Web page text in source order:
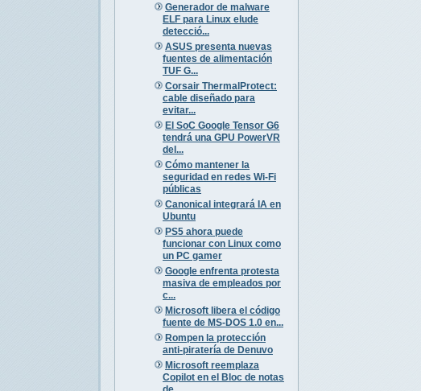
Generador de malware
ELF para Linux elude
detecció...
ASUS presenta nuevas
fuentes de alimentación
TUF G...
Corsair ThermalProtect:
cable diseñado para
evitar...
El SoC Google Tensor G6
tendrá una GPU PowerVR
del...
Cómo mantener la
seguridad en redes Wi-Fi
públicas
Canonical integrará IA en
Ubuntu
PS5 ahora puede
funcionar con Linux como
un PC gamer
Google enfrenta protesta
masiva de empleados por
c...
Microsoft libera el código
fuente de MS-DOS 1.0 en...
Rompen la protección
anti-piratería de Denuvo
Microsoft reemplaza
Copilot en el Bloc de notas